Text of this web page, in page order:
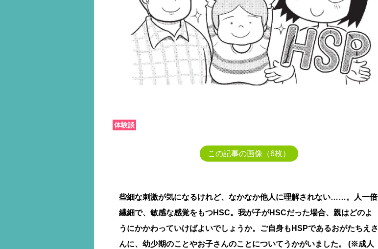
体験談
この記事の画像（6枚）
些細な刺激が気になるけれど、なかなか他人に理解されない……。人一倍
繊細で、敏感な感覚をもつHSC。我が子がHSCだった場合、親はどのよ
うにかかわっていけばよいでしょうか。ご自身もHSPであるおがたちえさ
んに、幼少期のことやお子さんのことについてうかがいました。 (※成人